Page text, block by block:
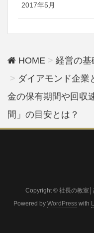
2017年5月
HOME
経営の基
ダイアモンド企
金の保有期間や回収
間」の目安とは？
Copyright © 社長の教室
Powered by WordPress with